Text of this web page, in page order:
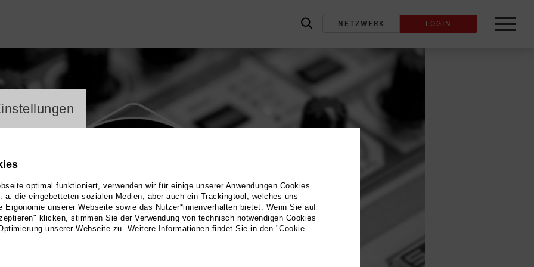
NETZWERK LOGIN
optimal funktioniert, verwenden wir für einige unserer Anwendungen Cookies.
a. die eingebetteten sozialen Medien, aber auch ein Trackingtool, welches uns
Ergonomie unserer Webseite sowie das Nutzer*innenverhalten bietet. Wenn Sie auf
klicken, stimmen Sie der Verwendung von technisch notwendigen Cookies
unserer Webseite zu. Weitere Informationen findet Sie in den "Cookie-